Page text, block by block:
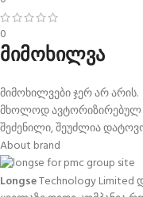
0
მიმოხილვა
მიმოხილვები ჯერ არ არის.
მხოლოდ ავტორიზირებულ
შეძენილი, შეუძლია
About brand
LongseTechnology Limited